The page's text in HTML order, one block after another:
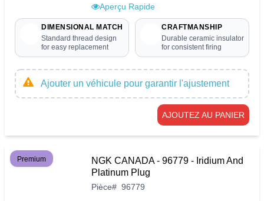
Aperçu Rapide
DIMENSIONAL MATCH
Standard thread design
for easy replacement
CRAFTMANSHIP
Durable ceramic insulator
for consistent firing
Ajouter un véhicule pour garantir l'ajustement
AJOUTEZ AU PANIER
Premium
NGK CANADA - 96779 - Iridium And
Platinum Plug
Pièce# 96779